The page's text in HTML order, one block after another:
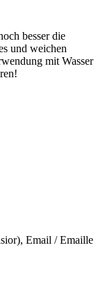
besser die
und weichen
mit Wasser
Email / Emaille